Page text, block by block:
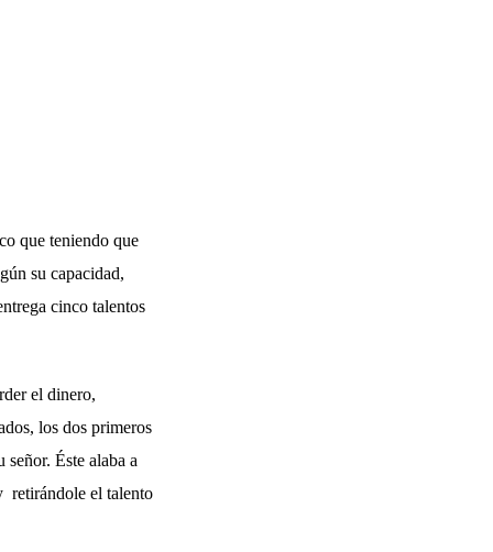
que teniendo que
su capacidad,
cinco talentos
el dinero,
los dos primeros
Éste alaba a
retirándole el talento